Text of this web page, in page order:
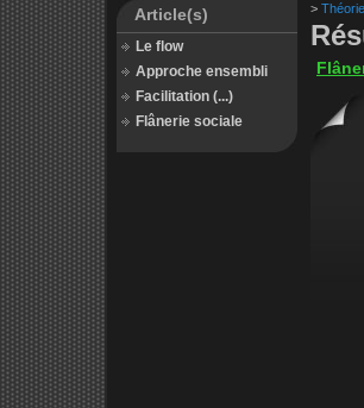
Article(s)
Le flow
Approche ensembli
Facilitation (...)
Flânerie sociale
>